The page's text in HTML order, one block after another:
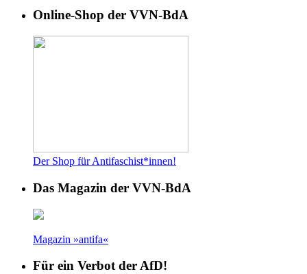
Online-Shop der VVN-BdA
Der Shop für Antifaschist*innen!
Das Magazin der VVN-BdA
Magazin »antifa«
Für ein Verbot der AfD!